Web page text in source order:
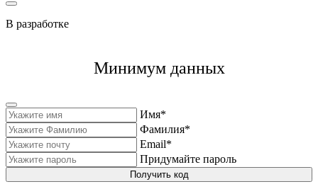
В разработке
Минимум данных
Имя*
Фамилия*
Email*
Придумайте пароль
Получить код